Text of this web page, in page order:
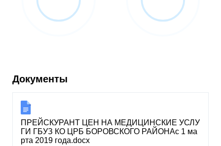
Документы
ПРЕЙСКУРАНТ ЦЕН НА МЕДИЦИНСКИЕ УСЛУ
ГИ ГБУЗ КО ЦРБ БОРОВСКОГО РАЙОНАс 1 ма
рта 2019 года.docx